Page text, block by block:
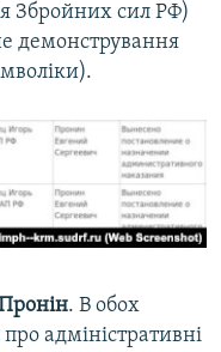
Збройних сил РФ)
демонстрування
. В обох
адміністративні